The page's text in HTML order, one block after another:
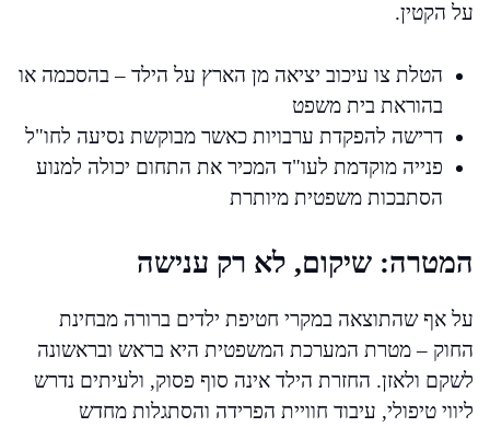
על הקטין.
הטלת צו עיכוב יציאה מן הארץ על הילד – בהסכמה או
בהוראת בית משפט
דרישה להפקדת ערבויות כאשר מבוקשת נסיעה לחו"ל
פנייה מוקדמת לעו"ד המכיר את התחום יכולה למנוע
הסתבכות משפטית מיותרת
המטרה: שיקום, לא רק ענישה
על אף שהתוצאה במקרי חטיפת ילדים ברורה מבחינת
החוק – מטרת המערכת המשפטית היא בראש ובראשונה
לשקם ולאזן. החזרת הילד אינה סוף פסוק, ולעיתים נדרש
ליווי טיפולי, עיבוד חוויית הפרידה והסתגלות מחדש